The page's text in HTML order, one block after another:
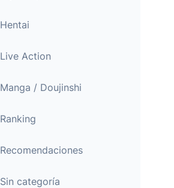
Hentai
Live Action
Manga / Doujinshi
Ranking
Recomendaciones
Sin categoría